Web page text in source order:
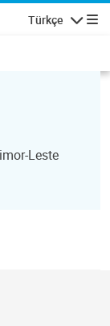
Türkçe
Gezinti
Leste